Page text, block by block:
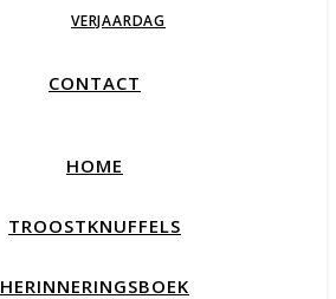
VERJAARDAG
CONTACT
HOME
TROOSTKNUFFELS
HERINNERINGSBOEK